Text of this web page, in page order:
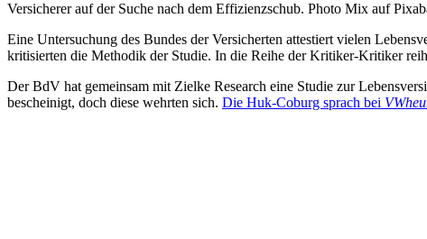
Versicherer auf der Suche nach dem Effizienzschub. Photo Mix auf
Eine Untersuchung des Bundes der Versicherten attestiert vielen
kritisierten die Methodik der Studie. In die Reihe der Kritiker-Kritiker
Der BdV hat gemeinsam mit Zielke Research eine Studie zur
bescheinigt, doch diese wehrten sich. Die Huk-Coburg sprach bei